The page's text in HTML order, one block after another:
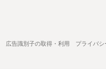
広告識別子の取得・利用 プライバ